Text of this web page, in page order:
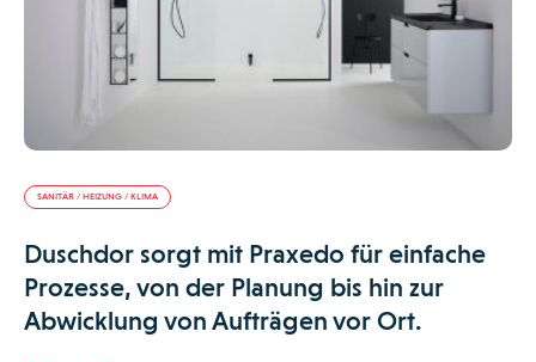
SANITÄR / HEIZUNG / KLIMA
Duschdor sorgt mit Praxedo für einfache
Prozesse, von der Planung bis hin zur
Abwicklung von Aufträgen vor Ort.